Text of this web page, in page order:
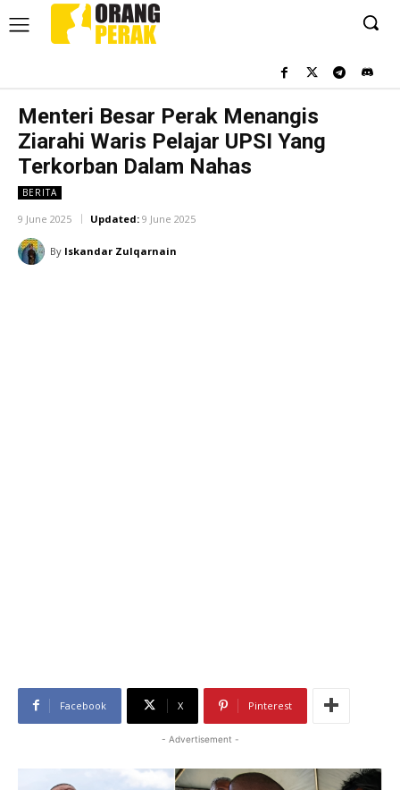
Menteri Besar Perak Menangis
Ziarahi Waris Pelajar UPSI Yang
Terkorban Dalam Nahas
BERITA
9 June 2025 Updated: 9 June 2025
By Iskandar Zulqarnain
Facebook X Pinterest
- Advertisement -